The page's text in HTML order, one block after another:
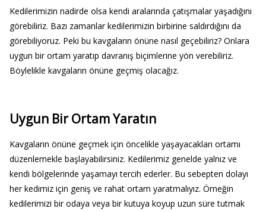
Kedilerimizin nadirde olsa kendi aralarında çatışmalar yaşadığını
görebiliriz. Bazı zamanlar kedilerimizin birbirine saldırdığını da
görebiliyoruz. Peki bu kavgaların önüne nasıl geçebiliriz? Onlara
uygun bir ortam yaratıp davranış biçimlerine yön verebiliriz.
Böylelikle kavgaların önüne geçmiş olacağız.
Uygun Bir Ortam Yaratın
Kavgaların önüne geçmek için öncelikle yaşayacakları ortamı
düzenlemekle başlayabilirsiniz. Kedilerimiz genelde yalnız ve
kendi bölgelerinde yaşamayı tercih ederler. Bu sebepten dolayı
her kedimiz için geniş ve rahat ortam yaratmalıyız. Örneğin
kedilerimizi bir odaya veya bir kutuya koyup uzun süre tutmak